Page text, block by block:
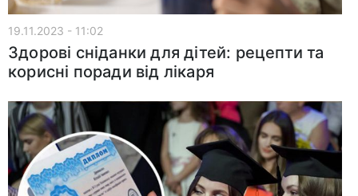
19.11.2023 - 11:02
Здорові сніданки для дітей: рецепти та
корисні поради від лікаря